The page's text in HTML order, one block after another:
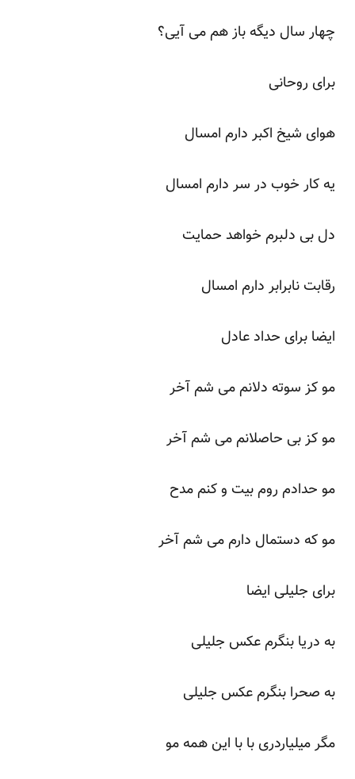
چهار سال دیگه باز هم می آیی؟
برای روحانی
هوای شیخ اکبر دارم امسال
یه کار خوب در سر دارم امسال
دل بی دلبرم خواهد حمایت
رقابت نابرابر دارم امسال
ایضا برای حداد عادل
مو کز سوته دلانم می شم آخر
مو کز بی حاصلانم می شم آخر
مو حدادم روم بیت و کنم مدح
مو که دستمال دارم می شم آخر
برای جلیلی ایضا
به دریا بنگرم عکس جلیلی
به صحرا بنگرم عکس جلیلی
مگر میلیاردری با با این همه مو